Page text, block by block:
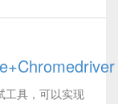
工具，可以实现